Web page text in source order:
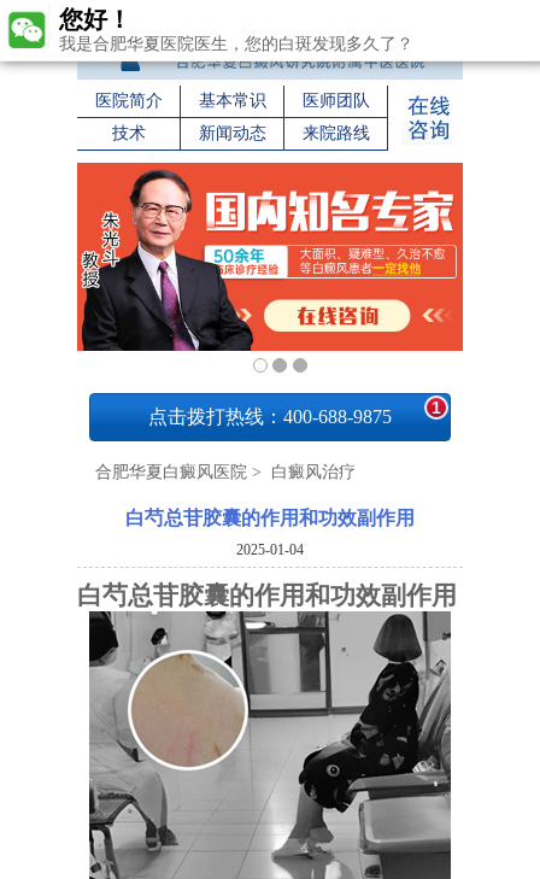
医院简介 基本常识
医师团队
技术
新闻动态 来院路线
点击拨打热线：400-688-9875 1
合肥华夏白癜风医院 > 白癜风治疗
白芍总苷胶囊的作用和功效副作用
2025-01-04
白芍总苷胶囊的作用和功效副作用
您好！
我是合肥华夏医院医生，您的白斑发现多久了？